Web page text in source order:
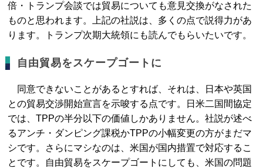
倍・トランプ会談では貿易についても意見交換がなされた
ものと思われます。上記の社説は、多くの点で説得力があ
ります。トランプ次期大統領にも読んでもらいたいです。
自由貿易をスケープゴートに
同意できないことがあるとすれば、それは、日本や英国
との貿易交渉開始宣言を示唆する点です。日米二国間協定
では、TPPの半分以下の価値しかありません。社説が述べ
るアンチ・ダンピング課税かTPPの小幅変更の方がまだマ
シです。さらにマシなのは、米国が国内措置で対応するこ
とです。自由貿易をスケープゴートにしても、米国の問題